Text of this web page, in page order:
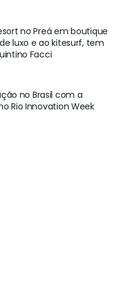
no Preá em boutique
luxo e ao kitesurf, tem
Facci
no Brasil com a
Rio Innovation Week